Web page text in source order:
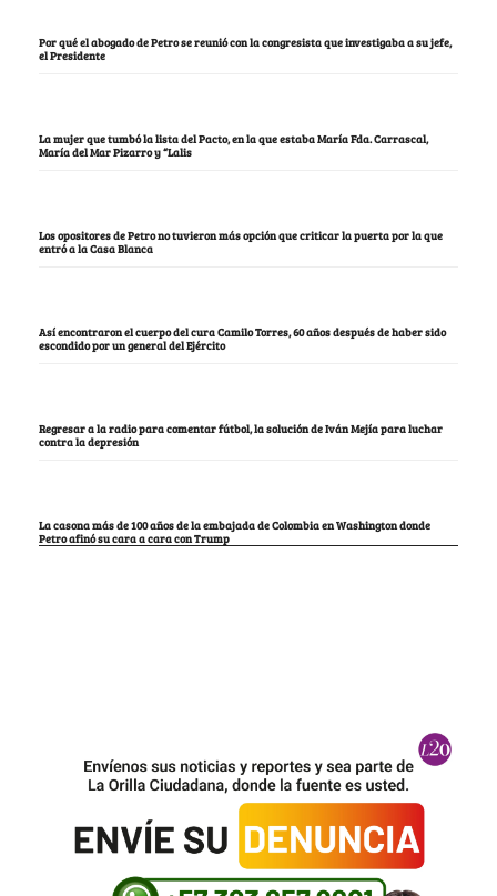
Por qué el abogado de Petro se reunió con la congresista que investigaba a su jefe,
el Presidente
La mujer que tumbó la lista del Pacto, en la que estaba María Fda. Carrascal,
María del Mar Pizarro y “Lalis
Los opositores de Petro no tuvieron más opción que criticar la puerta por la que
entró a la Casa Blanca
Así encontraron el cuerpo del cura Camilo Torres, 60 años después de haber sido
escondido por un general del Ejército
Regresar a la radio para comentar fútbol, la solución de Iván Mejía para luchar
contra la depresión
La casona más de 100 años de la embajada de Colombia en Washington donde
Petro afinó su cara a cara con Trump